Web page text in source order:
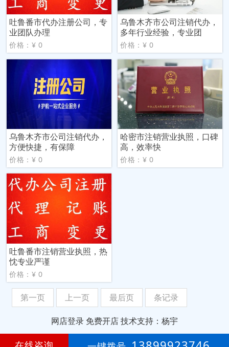
吐鲁番市代办注册公司，专
业团队办理
价格：¥ 0
乌鲁木齐市公司注销代办，
多年行业经验，专业团
价格：¥ 0
乌鲁木齐市公司注销代办，
方便快捷，有保障
价格：¥ 0
哈密市注销营业执照，口碑
高，效率快
价格：¥ 0
吐鲁番市注销营业执照，热
忱专业严谨
价格：¥ 0
第一页 上一页 最后页 条记录
网店登录 免费开店技术支持：杨宇
第18年